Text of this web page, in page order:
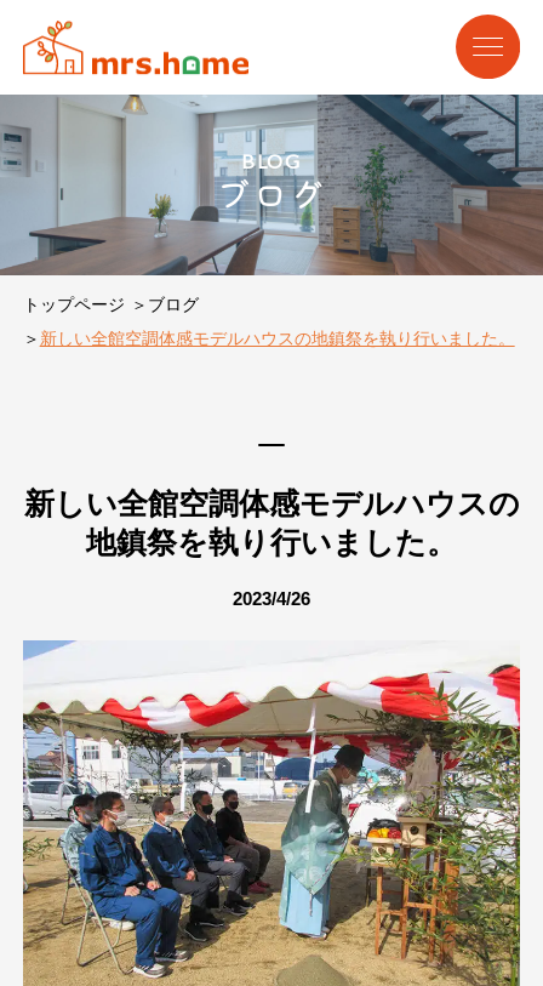
BLOG
ブログ
トップページ
ブログ
新しい全館空調体感モデルハウスの地鎮祭を執り行いました。
新しい全館空調体感モデルハウスの
地鎮祭を執り行いました。
2023/4/26